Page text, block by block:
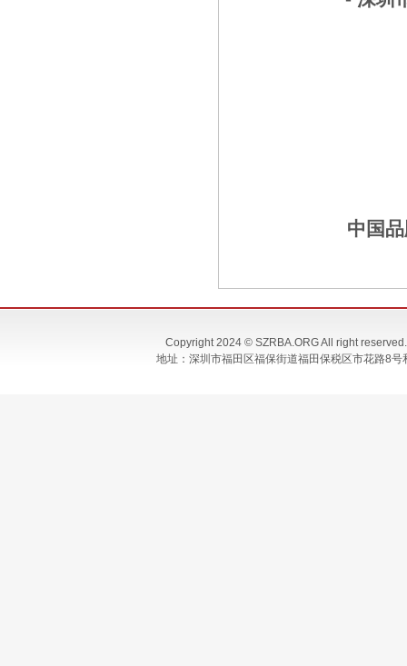
中国
Copyright 2024 © SZRBA.ORG All right
地址：深圳市福田区福保街道福田保税区市花路8